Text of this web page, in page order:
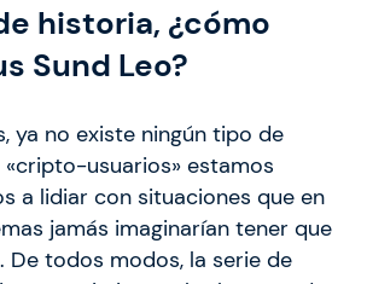
historia, ¿cómo
Sund Leo?
ya no existe ningún tipo de
«cripto-usuarios» estamos
a lidiar con situaciones que en
jamás imaginarían tener que
De todos modos, la serie de